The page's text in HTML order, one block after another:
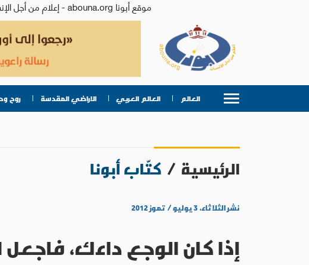
موقع أبونا abouna.org - إعلام من أجل الإنسان | يصدر عن المركز الكاثوليكي للدراسات والإعلام في الأردن - رئيس التحرير: الأب د.رفعت بدر
العالم العالم العربي الاراضي المقدسة روح
الرئيسية / كتّاب أبونا
نشر الثلاثاء، ٣ يوليو / تموز ٢٠١٢
إذا كان الوجع داءك،